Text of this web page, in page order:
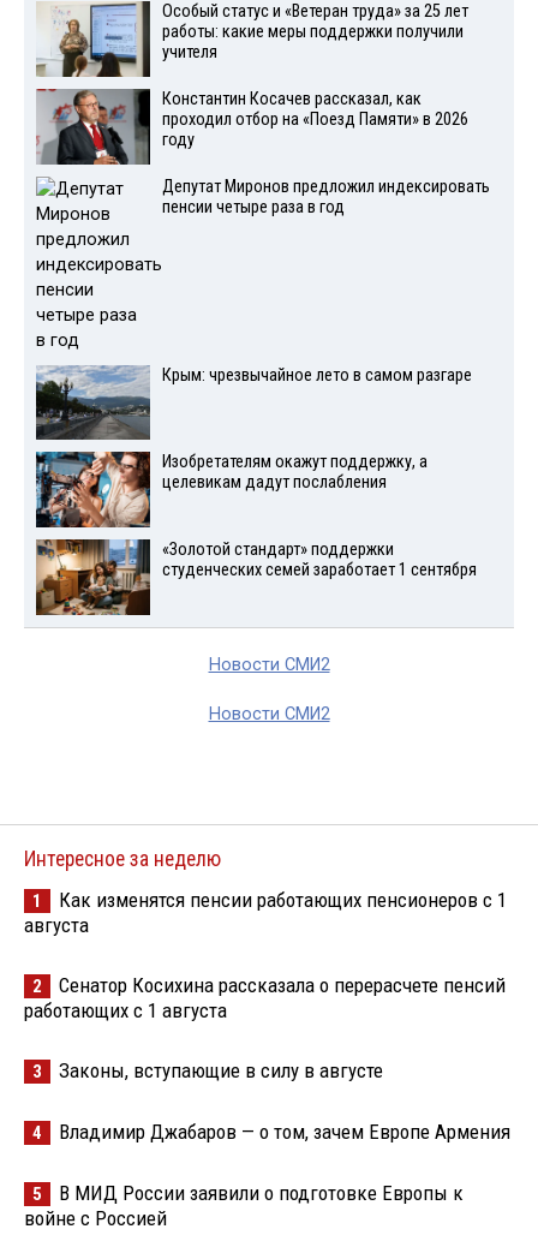
Особый статус и «Ветеран труда» за 25 лет
работы: какие меры поддержки получили
учителя
Константин Косачев рассказал, как
проходил отбор на «Поезд Памяти» в 2026
году
Депутат Миронов предложил индексировать
пенсии четыре раза в год
Крым: чрезвычайное лето в самом разгаре
Изобретателям окажут поддержку, а
целевикам дадут послабления
«Золотой стандарт» поддержки
студенческих семей заработает 1 сентября
Новости СМИ2
Новости СМИ2
Интересное за неделю
1
Как изменятся пенсии работающих пенсионеров с 1
августа
2
Сенатор Косихина рассказала о перерасчете пенсий
работающих с 1 августа
3 Законы, вступающие в силу в августе
4 Владимир Джабаров — о том, зачем Европе Армения
5
В МИД России заявили о подготовке Европы к
войне с Россией